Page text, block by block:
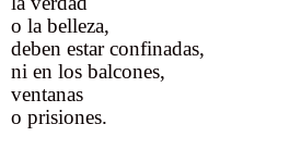
o la belleza,
deben estar confinadas,
ni en los balcones,
ventanas
o prisiones.